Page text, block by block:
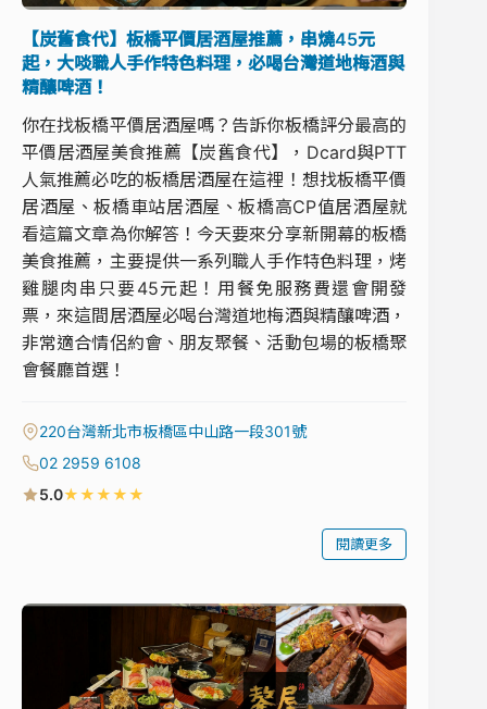
【炭舊食代】板橋平價居酒屋推薦，串燒45元
起，大啖職人手作特色料理，必喝台灣道地梅酒與
精釀啤酒！
你在找板橋平價居酒屋嗎？告訴你板橋評分最高的
平價居酒屋美食推薦【炭舊食代】，Dcard與PTT
人氣推薦必吃的板橋居酒屋在這裡！想找板橋平價
居酒屋、板橋車站居酒屋、板橋高CP值居酒屋就
看這篇文章為你解答！今天要來分享新開幕的板橋
美食推薦，主要提供一系列職人手作特色料理，烤
雞腿肉串只要45元起！用餐免服務費還會開發
票，來這間居酒屋必喝台灣道地梅酒與精釀啤酒，
非常適合情侶約會、朋友聚餐、活動包場的板橋聚
會餐廳首選！
220台灣新北市板橋區中山路一段301號
02 2959 6108
5.0★★★★★
閱讀更多